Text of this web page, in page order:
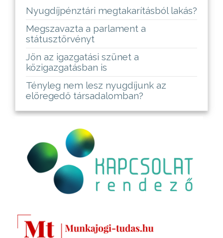
Nyugdíjpénztári megtakarításból lakás?
Megszavazta a parlament a
státusztörvényt
Jön az igazgatási szünet a
közigazgatásban is
Tényleg nem lesz nyugdíjunk az
elöregedő társadalomban?